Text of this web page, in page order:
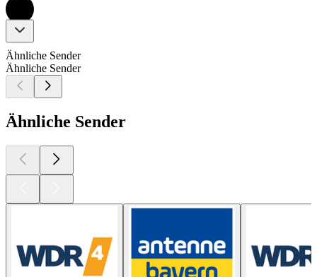
Ähnliche Sender
Ähnliche Sender
Ähnliche Sender